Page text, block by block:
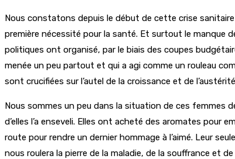
Nous constatons depuis le début de cette crise
première nécessité pour la santé. Et surtout le manque
politiques ont organisé, par le biais des coupes
menée un peu partout et qui a agi comme un rouleau
sont crucifiées sur l’autel de la croissance et de
Nous sommes un peu dans la situation de ces femmes
d’elles l’a enseveli. Elles ont acheté des aromates pour
route pour rendre un dernier hommage à l’aimé. Leur
nous roulera la pierre de la maladie, de la souffrance et